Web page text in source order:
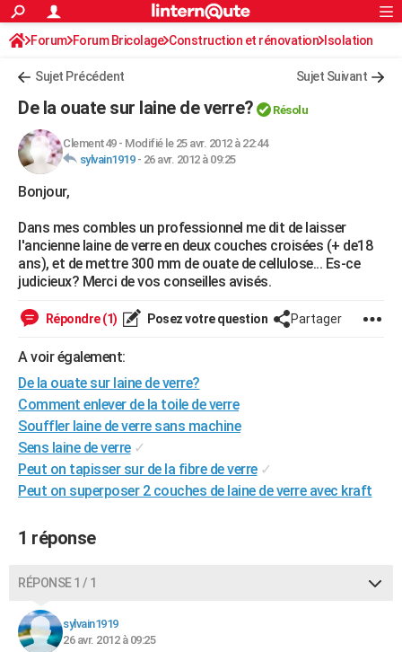
ACTUALITÉS
Politique
Société
Faits Divers
Education
Monde
Villes
+
FINANCE
Retraite
Impôts
Epargne
Immobilier
Risques naturels par ville
Banque
Assurance
Crédit
AUTO
Essais
Réserver un essai
Citadines
Berlines
SUV
Forum auto
+HIGH-TECH
Mobiles
Meilleur smartphone
Internet
Ordinateurs
Jeux vidéo
Guide high-tech
+BRICOLAGE
Forum
Aménagement intérieur
Extérieur
Cuisine
Salle de bains
Jardinage
Rangement
WEEK-END
Guides de France
Escapades
Patrimoine
Expositions
Musées
Week-end nature
LIFESTYLE
SANTE
Alimentation
Guide de la santé
Maladies
Médicaments
Sommeil
VOYAGE
Destinations
City break
Voyage nature
Voyage de noces
Forum
Climat
+PHOTO
GUIDES D'ACHAT
BONS PLANS
CARTE DE VOEUX
COPAINS D'AVANT
Rechercher
S'inscrire
Connexion
Forum Forum Bricolage Construction et rénovation Isolation
Sujet Précédent Sujet Suivant
De la ouate sur laine de verre? Résolu
Clement49- Modifié le 25 avr. 2012 à 22:44
sylvain1919- 26 avr. 2012 à 09:25
Bonjour,
Dans mes combles un professionnel me dit de laisser
l'ancienne laine de verre en deux couches croisées (+ de18
ans), et de mettre 300 mm de ouate de cellulose... Es-ce
judicieux? Merci de vos conseilles avisés.
Répondre (1) Posez votre question Partager
A voir également:
De la ouate sur laine de verre?
Comment enlever de la toile de verre
Souffler laine de verre sans machine
Sens laine de verre ✓
Peut on tapisser sur de la fibre de verre ✓
Peut on superposer 2 couches de laine de verre avec kraft
1 réponse
RÉPONSE 1 / 1
sylvain1919
26 avr. 2012 à 09:25